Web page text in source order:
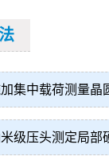
集中载荷测量晶
级压头测定局部